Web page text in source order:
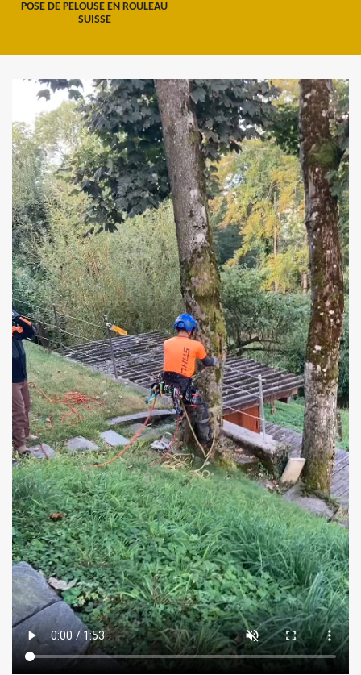
POSE DE PELOUSE EN ROULEAU
SUISSE